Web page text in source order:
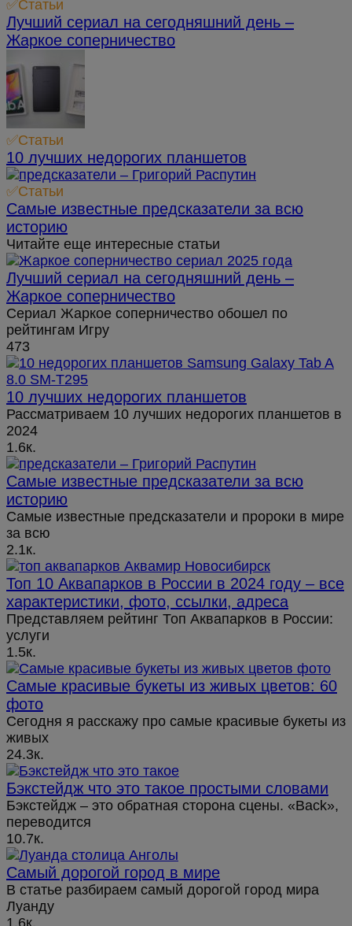
✅Статьи
Лучший сериал на сегодняшний день –
Жаркое соперничество
✅Статьи
10 лучших недорогих планшетов
✅Статьи
Самые известные предсказатели за всю
историю
Читайте еще интересные статьи
Лучший сериал на сегодняшний день –
Жаркое соперничество
Сериал Жаркое соперничество обошел по
рейтингам Игру
473
10 лучших недорогих планшетов
Рассматриваем 10 лучших недорогих планшетов в
2024
1.6к.
Самые известные предсказатели за всю
историю
Самые известные предсказатели и пророки в мире
за всю
2.1к.
Топ 10 Аквапарков в России в 2024 году – все
характеристики, фото, ссылки, адреса
Представляем рейтинг Топ Аквапарков в России:
услуги
1.5к.
Самые красивые букеты из живых цветов: 60
фото
Сегодня я расскажу про самые красивые букеты из
живых
24.3к.
Бэкстейдж что это такое простыми словами
Бэкстейдж – это обратная сторона сцены. «Back»,
переводится
10.7к.
Самый дорогой город в мире
В статье разбираем самый дорогой город мира
Луанду